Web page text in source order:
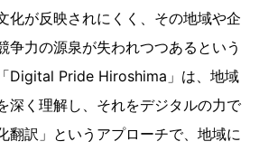
化が反映されにくく、その地域や企
争力の源泉が失われつつあるという
Digital Pride Hiroshima」は、地域
深く理解し、それをデジタルの力で
翻訳」というアプローチで、地域に